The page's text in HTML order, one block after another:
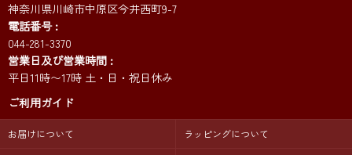
神奈川県川崎市中原区今井西町9-7
電話番号
044-281-3370
営業日及び営業時間
平日11時〜17時 土・日・祝日休み
ご利用ガイド
お届けについて ラッピングについて